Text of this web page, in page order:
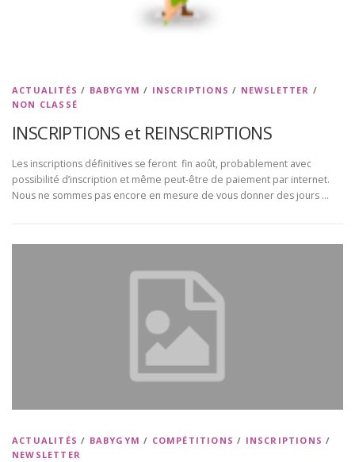
ACTUALITÉS / BABYGYM / INSCRIPTIONS / NEWSLETTER /
NON CLASSÉ
INSCRIPTIONS et REINSCRIPTIONS
Les inscriptions définitives se feront fin août, probablement avec
possibilité d’inscription et même peut-être de paiement par internet.
Nous ne sommes pas encore en mesure de vous donner des jours …
ACTUALITÉS / BABYGYM / COMPÉTITIONS / INSCRIPTIONS /
NEWSLETTER